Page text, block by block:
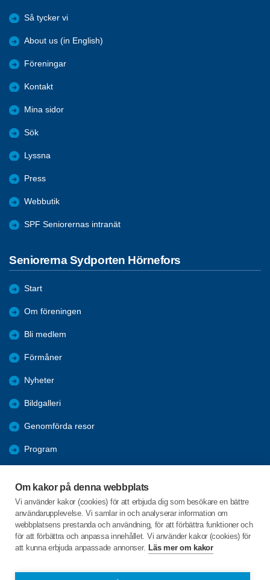
Om kakor på denna webbplats
Vi använder kakor (cookies) för att erbjuda dig som besökare en bättre
användarupplevelse. Vi samlar in och analyserar information om
webbplatsens prestanda och användning, för att förbättra funktioner och
för att förbättra och anpassa innehållet. Vi använder kakor (cookies) för
att kunna erbjuda anpassade annonser. Läs mer om kakor
Så tycker vi
About us (in English)
Föreningar
Kontakt
Mina sidor
Sök
Lyssna
Press
Webbutik
SPF Seniorernas intranät
Seniorerna Sydporten Hörnefors
Start
Om föreningen
Bli medlem
Förmåner
Nyheter
Bildgalleri
Genomförda resor
Program
Årsmöten
Hänt i Sydporten
C/o:Christer Fredriksson